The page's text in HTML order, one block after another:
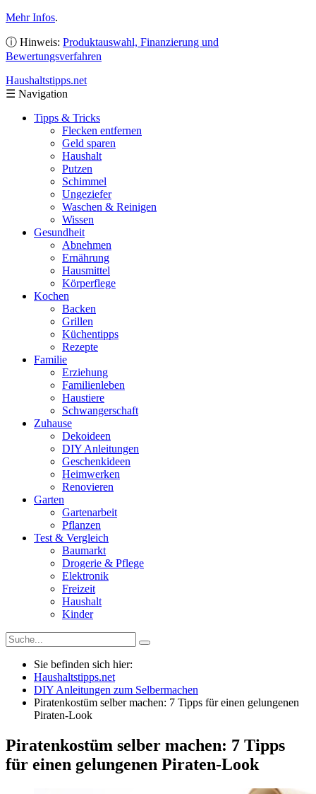
Mehr Infos.
ⓘ Hinweis: Produktauswahl, Finanzierung und
Bewertungsverfahren
Haushaltstipps.net
☰ Navigation
Tipps & Tricks
Flecken entfernen
Geld sparen
Haushalt
Putzen
Schimmel
Ungeziefer
Waschen & Reinigen
Wissen
Gesundheit
Abnehmen
Ernährung
Hausmittel
Körperflege
Kochen
Backen
Grillen
Küchentipps
Rezepte
Familie
Erziehung
Familienleben
Haustiere
Schwangerschaft
Zuhause
Dekoideen
DIY Anleitungen
Geschenkideen
Heimwerken
Renovieren
Garten
Gartenarbeit
Pflanzen
Test & Vergleich
Baumarkt
Drogerie & Pflege
Elektronik
Freizeit
Haushalt
Kinder
Sie befinden sich hier:
Haushaltstipps.net
DIY Anleitungen zum Selbermachen
Piratenkostüm selber machen: 7 Tipps für einen gelungenen
Piraten-Look
Piratenkostüm selber machen: 7 Tipps
für einen gelungenen Piraten-Look